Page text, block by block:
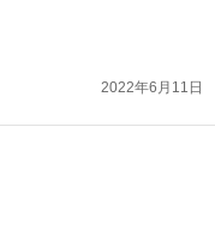
2022年6月11日